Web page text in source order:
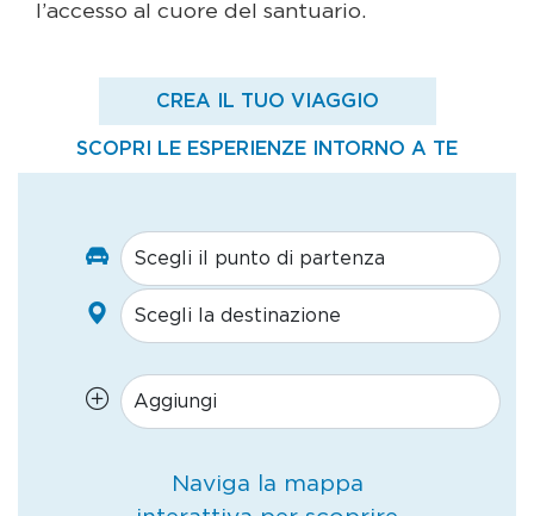
l’accesso al cuore del santuario.